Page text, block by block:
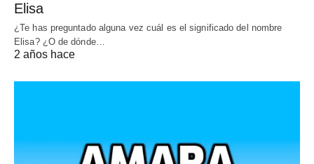
Elisa
¿Te has preguntado alguna vez cuál es el significado del nombre
Elisa? ¿O de dónde…
2 años hace